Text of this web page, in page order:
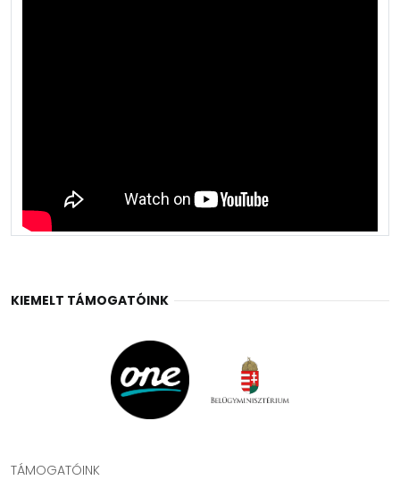
KIEMELT TÁMOGATÓINK
TÁMOGATÓINK